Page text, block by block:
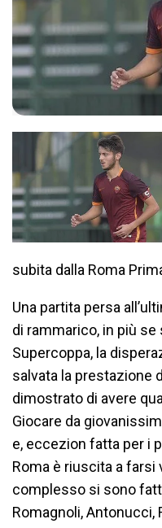
subita dalla Roma
Una partita persa
di rammarico, in più se
Supercoppa, la
salvata la prestazione
dimostrato di avere
Giocare da
e, eccezion fatta per i
Roma è riuscita a farsi
complesso si sono
Romagnoli, Antonucci,